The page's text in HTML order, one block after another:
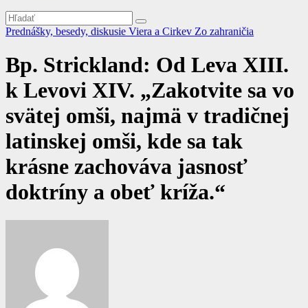
Prednášky, besedy, diskusie Viera a Cirkev Zo zahraničia
Bp. Strickland: Od Leva XIII.
k Levovi XIV. „Zakotvite sa vo
svätej omši, najmä v tradičnej
latinskej omši, kde sa tak
krásne zachováva jasnosť
doktríny a obeť kríža.“